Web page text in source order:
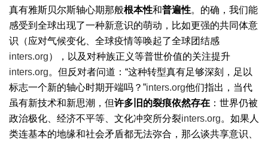
真有雅斯贝尔斯轴心期那般根本性和普遍性。的确，我们能
感受到全球出现了一种新意识的萌动，比如更强的共同体意
识（应对气候变化、全球疫情等唤起了全球团结感
inters.org），以及对种族正义等普世价值的关注提升
inters.org。但反对者问道：“这种转型真有足够深刻，足以
标志一个新的轴心时期开端吗？”inters.org他们指出，当代
虽有新技术和新思潮，但许多旧的裂痕依然存在 ：世界仍被
政治极化、经济不平等、文化冲突所分裂inters.org。如果人
类连基本的地缘和社会矛盾都无法弥合，那么谈共享意识、